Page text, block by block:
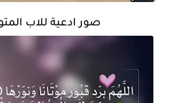
صور ادعية للاب